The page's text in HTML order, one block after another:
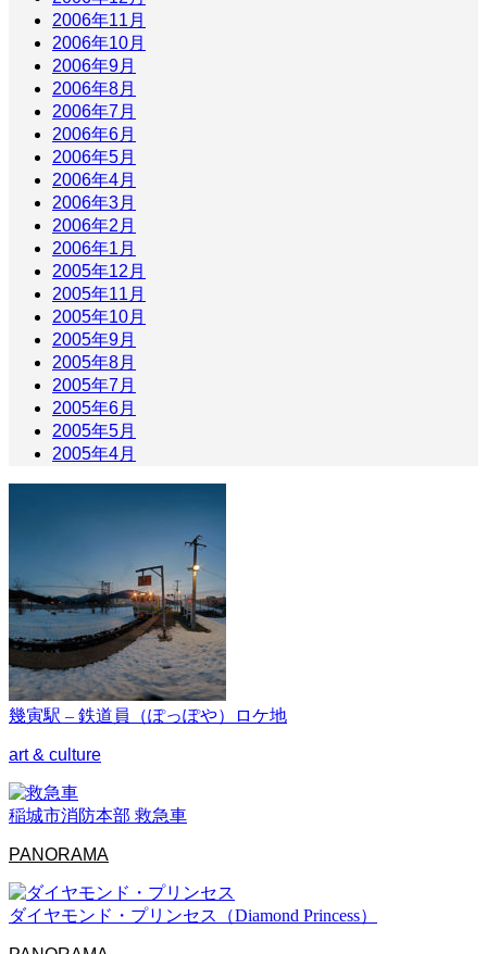
2006年11月
2006年10月
2006年9月
2006年8月
2006年7月
2006年6月
2006年5月
2006年4月
2006年3月
2006年2月
2006年1月
2005年12月
2005年11月
2005年10月
2005年9月
2005年8月
2005年7月
2005年6月
2005年5月
2005年4月
幾寅駅 – 鉄道員（ぽっぽや）ロケ地
art & culture
稲城市消防本部 救急車
PANORAMA
ダイヤモンド・プリンセス（Diamond Princess）